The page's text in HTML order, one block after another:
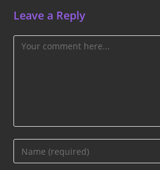
Leave a Reply
Comment
Enter
your